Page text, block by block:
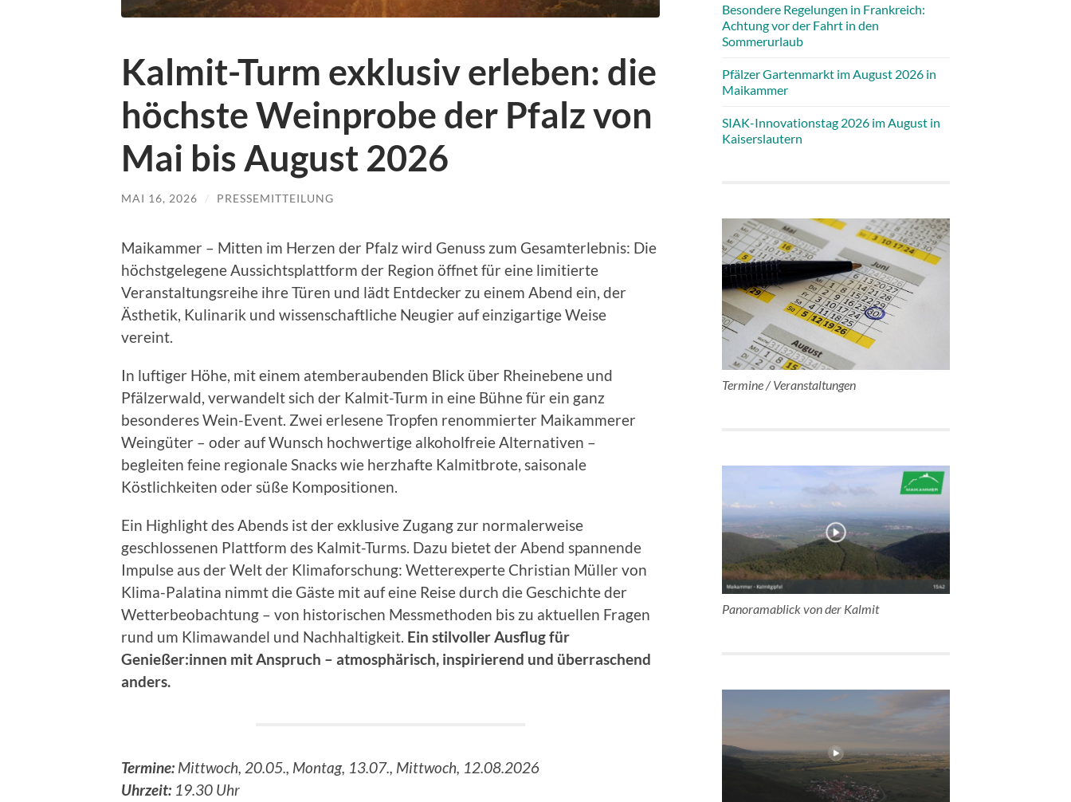
Kalmit-Turm exklusiv erleben: die
höchste Weinprobe der Pfalz von
Mai bis August 2026
MAI 16, 2026 / PRESSEMITTEILUNG
Maikammer – Mitten im Herzen der Pfalz wird Genuss zum Gesamterlebnis: Die
höchstgelegene Aussichtsplattform der Region öffnet für eine limitierte
Veranstaltungsreihe ihre Türen und lädt Entdecker zu einem Abend ein, der
Ästhetik, Kulinarik und wissenschaftliche Neugier auf einzigartige Weise
vereint.
In luftiger Höhe, mit einem atemberaubenden Blick über Rheinebene und
Pfälzerwald, verwandelt sich der Kalmit-Turm in eine Bühne für ein ganz
besonderes Wein-Event. Zwei erlesene Tropfen renommierter Maikammerer
Weingüter – oder auf Wunsch hochwertige alkoholfreie Alternativen –
begleiten feine regionale Snacks wie herzhafte Kalmitbrote, saisonale
Köstlichkeiten oder süße Kompositionen.
Ein Highlight des Abends ist der exklusive Zugang zur normalerweise
geschlossenen Plattform des Kalmit-Turms. Dazu bietet der Abend spannende
Impulse aus der Welt der Klimaforschung: Wetterexperte Christian Müller von
Klima-Palatina nimmt die Gäste mit auf eine Reise durch die Geschichte der
Wetterbeobachtung – von historischen Messmethoden bis zu aktuellen Fragen
rund um Klimawandel und Nachhaltigkeit. Ein stilvoller Ausflug für
Genießer:innen mit Anspruch – atmosphärisch, inspirierend und überraschend
anders.
Termine: Mittwoch, 20.05., Montag, 13.07., Mittwoch, 12.08.2026
Uhrzeit: 19.30 Uhr
Besondere Regelungen in Frankreich:
Achtung vor der Fahrt in den
Sommerurlaub
Pfälzer Gartenmarkt im August 2026 in
Maikammer
SIAK-Innovationstag 2026 im August in
Kaiserslautern
Termine / Veranstaltungen
Panoramablick von der Kalmit